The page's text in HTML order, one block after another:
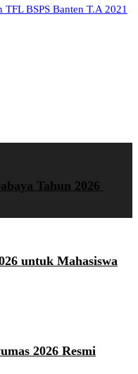
BSPS Banten T.A 2021
Tahun 2026
untuk Mahasiswa
2026 Resmi